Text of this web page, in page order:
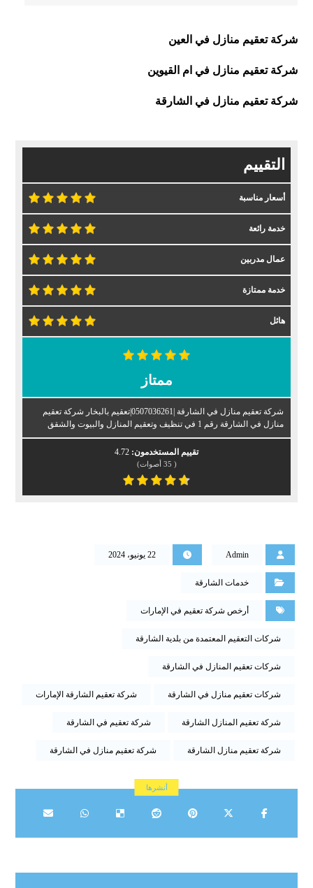
شركة تعقيم منازل في العين
شركة تعقيم منازل في ام القيوين
شركة تعقيم منازل في الشارقة
التقييم
أسعار مناسبة
خدمة رائعة
عمال مدربين
خدمة ممتازة
هائل
ممتاز
شركة تعقيم منازل في الشارقة |0507036261|تعقيم بالبخار شركة تعقيم
منازل في الشارقة رقم 1 في تنظيف وتعقيم المنازل والبيوت والشقق
تقييم المستخدمون: 4.72
(
35 أصوات)
Admin 22 يونيو، 2024
خدمات الشارقة
أرخص شركة تعقيم في الإمارات
شركات التعقيم المعتمدة من بلدية الشارقة
شركات تعقيم المنازل في الشارقة
شركات تعقيم منازل في الشارقة شركة تعقيم الشارقة الإمارات
شركة تعقيم المنازل الشارقة شركة تعقيم في الشارقة
شركة تعقيم منازل الشارقة شركة تعقيم منازل في الشارقة